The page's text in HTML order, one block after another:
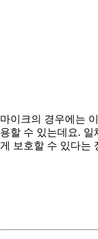
마이크의 경우에는
용할 수 있는데요.
게 보호할 수 있다는